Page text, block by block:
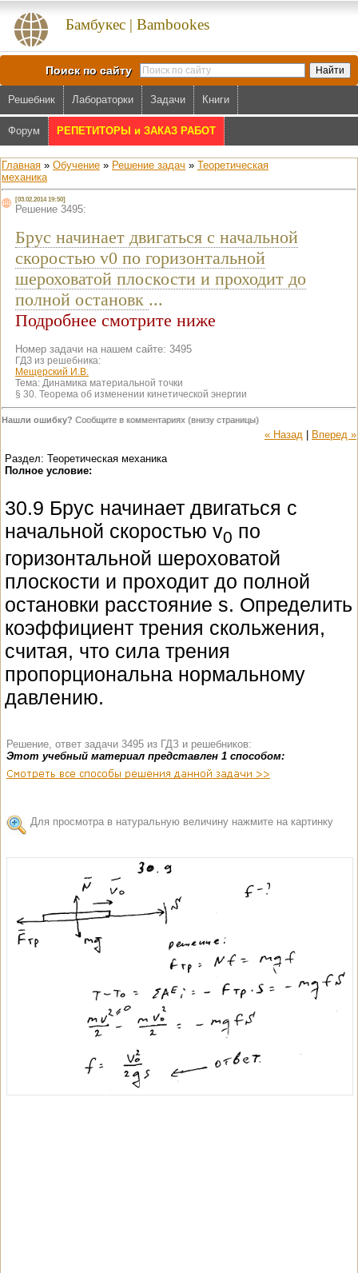
Бамбукес | Bambookes
Поиск по сайту
Решебник Лабораторки Задачи Книги
Форум РЕПЕТИТОРЫ и ЗАКАЗ РАБОТ
Главная » Обучение » Решение задач » Теоретическая
механика
[03.02.2014 19:50]
Решение 3495:
Брус начинает двигаться с начальной
скоростью v0 по горизонтальной
шероховатой плоскости и проходит до
полной остановк ...
Подробнее смотрите ниже
Номер задачи на нашем сайте: 3495
ГДЗ из решебника:
Мещерский И.В.
Тема: Динамика материальной точки
§ 30. Теорема об изменении кинетической энергии
Нашли ошибку? Сообщите в комментариях (внизу страницы)
« Назад
Вперед »
Раздел: Теоретическая механика
Полное условие:
30.9 Брус начинает двигаться с
начальной скоростью v0 по
горизонтальной шероховатой
плоскости и проходит до полной
остановки расстояние s. Определить
коэффициент трения скольжения,
считая, что сила трения
пропорциональна нормальному
давлению.
Решение, ответ задачи 3495 из ГДЗ и решебников:
Этот учебный материал представлен 1 способом:
Для просмотра в натуральную величину нажмите на картинку